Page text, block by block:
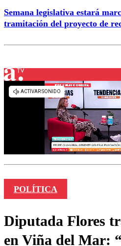
Semana legislativa estará
tramitación del proyecto de
POLÍTICA
Diputada Flores
en Viña del Mar: